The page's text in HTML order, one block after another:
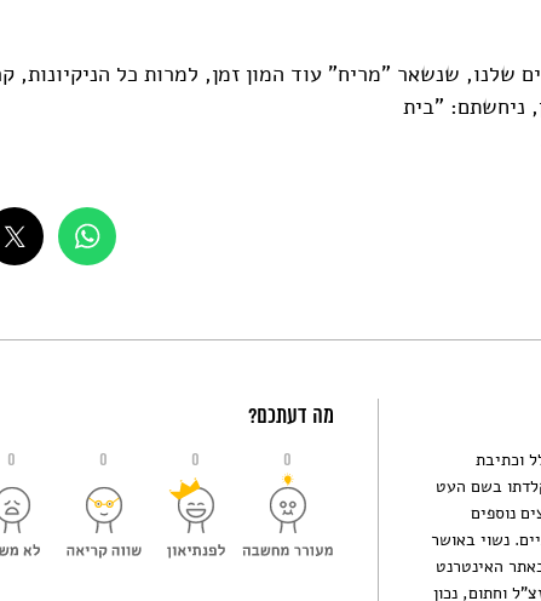
שלנו, שנשאר "מריח" עוד המון זמן, למרות כל הניקיונות,
ניחשתם: "בית
וכתיבת
בשם העט
נוספים
נשוי באושר
האינטרנט
וחתום, נכון
מה דעתכם?
0 0 0 0